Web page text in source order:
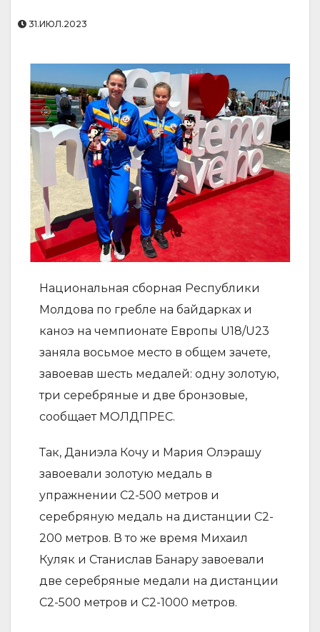
31.ИЮЛ.2023
Национальная сборная Республики
Молдова по гребле на байдарках и
каноэ на чемпионате Европы U18/U23
заняла восьмое место в общем зачете,
завоевав шесть медалей: одну золотую,
три серебряные и две бронзовые,
сообщает МОЛДПРЕС.
Так, Даниэла Кочу и Мария Олэрашу
завоевали золотую медаль в
упражнении С2-500 метров и
серебряную медаль на дистанции С2-
200 метров. В то же время Михаил
Куляк и Станислав Банару завоевали
две серебряные медали на дистанции
С2-500 метров и С2-1000 метров.